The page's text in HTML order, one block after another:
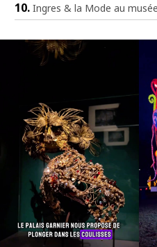
Ingres & la Mode au